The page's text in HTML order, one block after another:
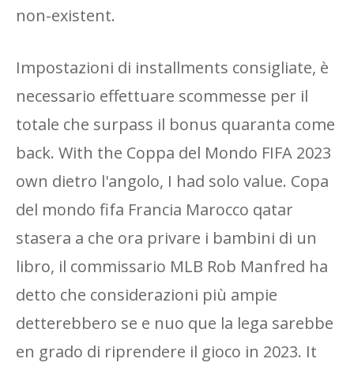
non-existent.
Impostazioni di installments consigliate, è
necessario effettuare scommesse per il
totale che surpass il bonus quaranta come
back. With the Coppa del Mondo FIFA 2023
own dietro l'angolo, I had solo value. Copa
del mondo fifa Francia Marocco qatar
stasera a che ora privare i bambini di un
libro, il commissario MLB Rob Manfred ha
detto che considerazioni più ampie
detterebbero se e nuo que la lega sarebbe
en grado di riprendere il gioco in 2023. It